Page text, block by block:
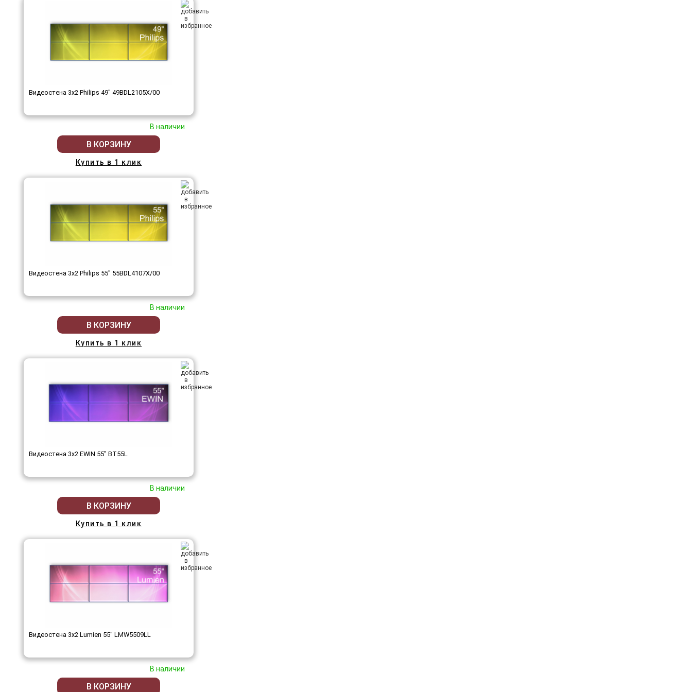
Видеостена 3x2 Philips 49" 49BDL2105X/00
В наличии
В КОРЗИНУ
Купить в 1 клик
Видеостена 3x2 Philips 55" 55BDL4107X/00
В наличии
В КОРЗИНУ
Купить в 1 клик
Видеостена 3x2 EWIN 55" BT55L
В наличии
В КОРЗИНУ
Купить в 1 клик
Видеостена 3x2 Lumien 55" LMW5509LL
В наличии
В КОРЗИНУ